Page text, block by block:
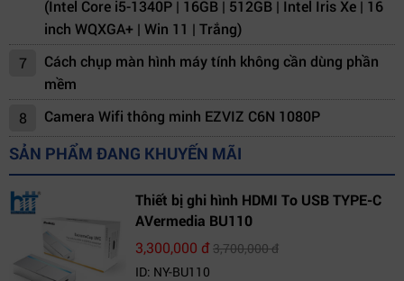
(Intel Core i5-1340P | 16GB | 512GB | Intel Iris Xe | 16
inch WQXGA+ | Win 11 | Trắng)
7
Cách chụp màn hình máy tính không cần dùng phần
mềm
8
Camera Wifi thông minh EZVIZ C6N 1080P
SẢN PHẨM ĐANG KHUYẾN MÃI
Thiết bị ghi hình HDMI To USB TYPE-C
AVermedia BU110
3,300,000 đ3,700,000 đ
ID: NY-BU110